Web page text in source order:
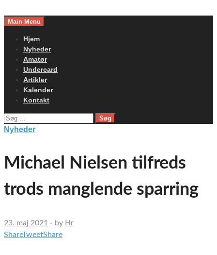
toMain Menu
Hjem
Nyheder
Amatør
Undercard
Artikler
Kalender
Kontakt
Søg
efter:
Nyheder
Michael Nielsen tilfreds
trods manglende sparring
23. maj 2021 - by Hr
ShareTweetShare